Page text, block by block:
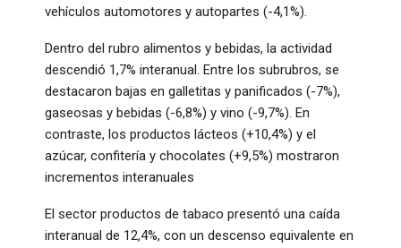
vehículos automotores y autopartes (-4,1%).
Dentro del rubro alimentos y bebidas, la actividad
descendió 1,7% interanual. Entre los subrubros, se
destacaron bajas en galletitas y panificados (-7%),
gaseosas y bebidas (-6,8%) y vino (-9,7%). En
contraste, los productos lácteos (+10,4%) y el
azúcar, confitería y chocolates (+9,5%) mostraron
incrementos interanuales
El sector productos de tabaco presentó una caída
interanual de 12,4%, con un descenso equivalente en